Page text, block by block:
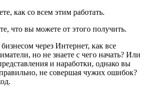
как со всем этим работать.
что вы можете от этого получить.
через Интернет, как все
но не знаете с чего начать? Или
и наработки, однако вы
правильно, не совершая чужих ошибок?